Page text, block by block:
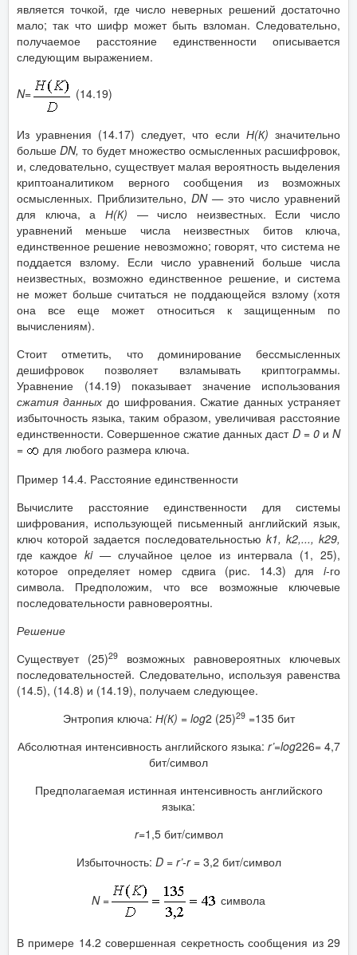
является точкой, где число неверных решений достаточно
мало; так что шифр может быть взломан. Следовательно,
получаемое расстояние единственности описывается
следующим выражением.
N= (14.19)
Из уравнения (14.17) следует, что если Н(К) значительно
больше DN, то будет множество осмысленных расшифровок,
и, следовательно, существует малая вероятность выделения
криптоаналитиком верного сообщения из возможных
осмысленных. Приблизительно, DN— это число уравнений
для ключа, а Н(К) — число неизвестных. Если число
уравнений меньше числа неизвестных битов ключа,
единственное решение невозможно; говорят, что система не
поддается взлому. Если число уравнений больше числа
неизвестных, возможно единственное решение, и система
не может больше считаться не поддающейся взлому (хотя
она все еще может относиться к защищенным по
вычислениям).
Стоит отметить, что доминирование бессмысленных
дешифровок позволяет взламывать криптограммы.
Уравнение (14.19) показывает значение использования
сжатия данных до шифрования. Сжатие данных устраняет
избыточность языка, таким образом, увеличивая расстояние
единственности. Совершенное сжатие данных даст D= 0иN
=
для любого размера ключа.
Пример 14.4. Расстояние единственности
Вычислите расстояние единственности для системы
шифрования, использующей письменный английский язык,
ключ которой задается последовательностью k1, k2,..., k29,
где каждое ki— случайное целое из интервала (1, 25),
которое определяет номер сдвига (рис. 14.3) для i-го
символа. Предположим, что все возможные ключевые
последовательности равновероятны.
Решение
Существует (25)29
возможных равновероятных ключевых
последовательностей. Следовательно, используя равенства
(14.5), (14.8) и (14.19), получаем следующее.
Энтропия ключа: Н(К) = log2 (25)29=135 бит
Абсолютная интенсивность английского языка: r’=log226= 4,7
бит/символ
Предполагаемая истинная интенсивность английского
языка:
r=1,5 бит/символ
Избыточность: D= r’-r = 3,2 бит/символ
N= символа
В примере 14.2 совершенная секретность сообщения из 29